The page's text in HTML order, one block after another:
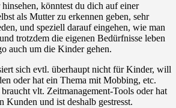
könntest du dich auf einer
als Mutter zu erkennen geben, sehr
und speziell darauf eingehen, wie man
trotzdem die eigenen Bedürfnisse leben
auch um die Kinder gehen.
sich evtl. überhaupt nicht für Kinder, will
oder hat ein Thema mit Mobbing, etc.
vlt. Zeitmanagement-Tools oder hat
Kunden und ist deshalb gestresst.